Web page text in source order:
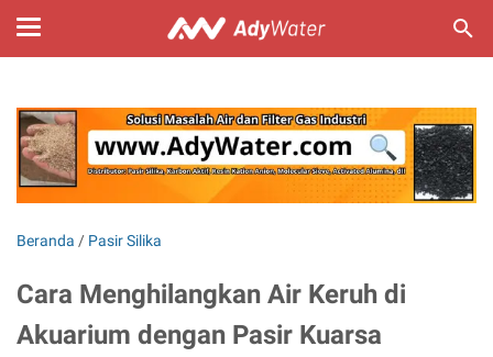
Beranda / Pasir Silika
Cara Menghilangkan Air Keruh di
Akuarium dengan Pasir Kuarsa